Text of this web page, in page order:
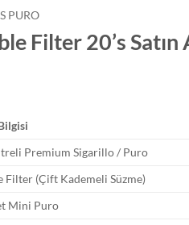
PURO
Filter 20’s Satın
Premium Sigarillo / Puro
Filter (Çift Kademeli Süzme)
Mini Puro